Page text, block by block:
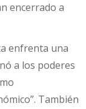
encerrado a
enfrenta una
a los poderes
También